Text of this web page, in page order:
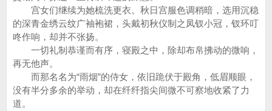
宫女们继续为她梳洗更衣。秋日宫服色调稍暗，选用沉稳
的深青金绣云纹广袖袍裙，头戴初秋仪制之凤钗小冠，钗环叮
咚作响，却并不张扬。
一切礼制恭谨而有序，寝殿之中，除却布帛拂动的微响，
再无他声。
而那名名为“雨烟”的侍女，依旧跪伏于殿角，低眉顺眼，
没有半分多余的举动，却在纤纤指尖间微不可察地收紧了力
道。